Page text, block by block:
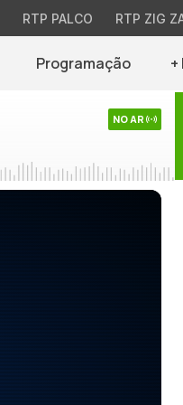
RTP PALCO RTP ZIG
Programação +
NO AR